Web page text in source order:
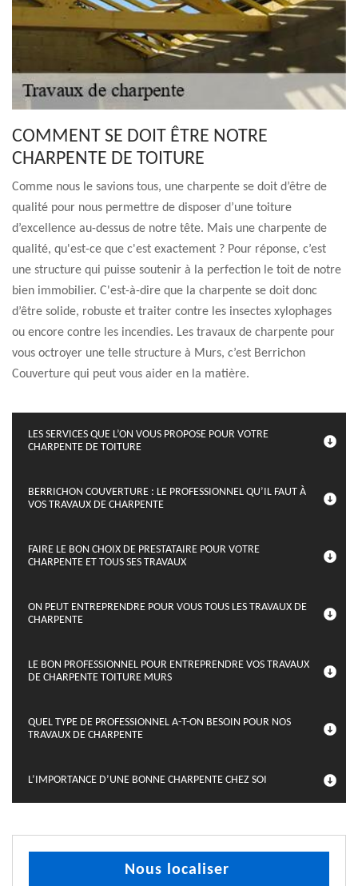
COMMENT SE DOIT ÊTRE NOTRE
CHARPENTE DE TOITURE
Comme nous le savions tous, une charpente se doit d’être de
qualité pour nous permettre de disposer d’une toiture
d’excellence au-dessus de notre tête. Mais une charpente de
qualité, qu'est-ce que c'est exactement ? Pour réponse, c’est
une structure qui puisse soutenir à la perfection le toit de notre
bien immobilier. C'est-à-dire que la charpente se doit donc
d’être solide, robuste et traiter contre les insectes xylophages
ou encore contre les incendies. Les travaux de charpente pour
vous octroyer une telle structure à Murs, c’est Berrichon
Couverture qui peut vous aider en la matière.
LES SERVICES QUE L’ON VOUS PROPOSE POUR VOTRE
CHARPENTE DE TOITURE
BERRICHON COUVERTURE : LE PROFESSIONNEL QU’IL FAUT À
VOS TRAVAUX DE CHARPENTE
FAIRE LE BON CHOIX DE PRESTATAIRE POUR VOTRE
CHARPENTE ET TOUS SES TRAVAUX
ON PEUT ENTREPRENDRE POUR VOUS TOUS LES TRAVAUX DE
CHARPENTE
LE BON PROFESSIONNEL POUR ENTREPRENDRE VOS TRAVAUX
DE CHARPENTE TOITURE MURS
QUEL TYPE DE PROFESSIONNEL A-T-ON BESOIN POUR NOS
TRAVAUX DE CHARPENTE
L’IMPORTANCE D’UNE BONNE CHARPENTE CHEZ SOI
Nous localiser